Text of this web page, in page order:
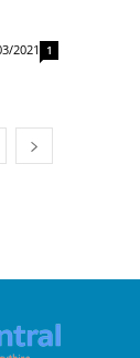
2021 1